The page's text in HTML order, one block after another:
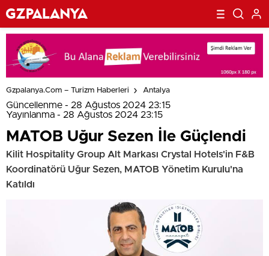
Gzpalanya.com – Turizm Haberleri Antalya
Güncellenme - 28 Ağustos 2024 23:15
Yayınlanma - 28 Ağustos 2024 23:15
MATOB Uğur Sezen İle Güçlendi
Kilit Hospitality Group Alt Markası Crystal Hotels'in F&B
Koordinatörü Uğur Sezen, MATOB Yönetim Kurulu'na
Katıldı